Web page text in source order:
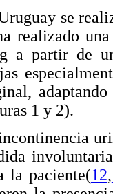
se
realizado
a partir de
1 y 2).
la paciente(12,